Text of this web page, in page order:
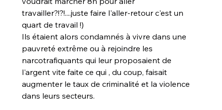
travailler?!?!....juste faire l'aller-retour c'est un
quart de travail !)
Ils étaient alors condamnés à vivre dans une
pauvreté extrême ou à rejoindre les
narcotrafiquants qui leur proposaient de
l'argent vite faite ce qui , du coup, faisait
augmenter le taux de criminalité et la violence
dans leurs secteurs.